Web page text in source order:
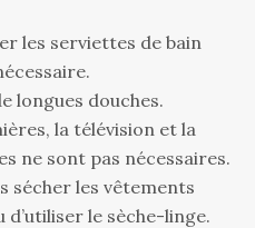
les serviettes de bain
longues douches.
la télévision et la
ne sont pas nécessaires.
sécher les vêtements
d’utiliser le sèche-linge.